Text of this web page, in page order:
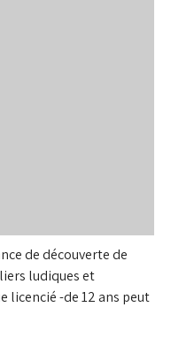
de découverte de
ludiques et
licencié -de 12 ans peut